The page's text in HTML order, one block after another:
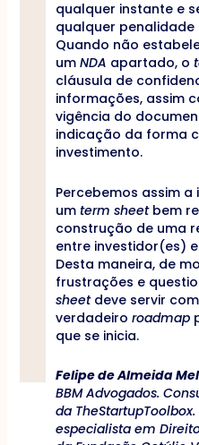
qualquer instante e
qualquer
Quando não
um NDA apartado, o
cláusula de
informações, assim
vigência do
indicação da forma
investimento.
Percebemos assim
um term sheetbem
construção de uma
entre investidor(es)
Desta maneira, de
frustrações e
sheetdeve servir
verdadeiro roadmap
que se inicia.
Felipe de Almeida
BBM Advogados.
da
especialista em